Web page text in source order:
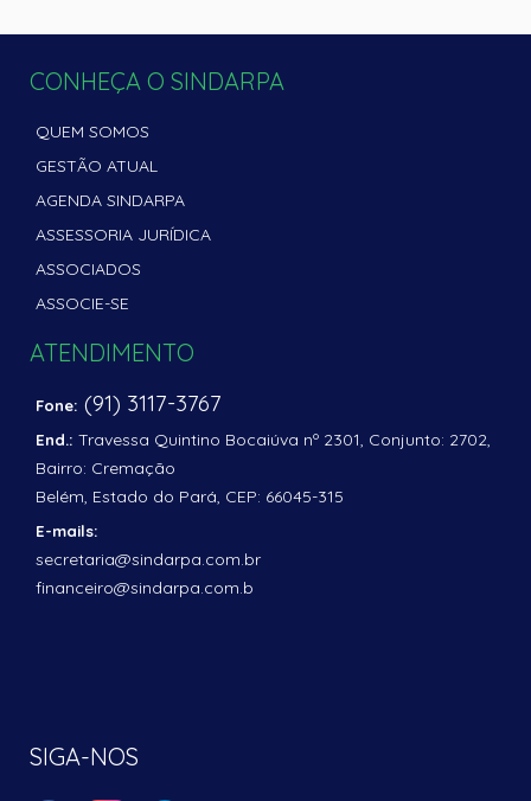
CONHEÇA O SINDARPA
QUEM SOMOS
GESTÃO ATUAL
AGENDA SINDARPA
ASSESSORIA JURÍDICA
ASSOCIADOS
ASSOCIE-SE
ATENDIMENTO
Fone: (91) 3117-3767
End.: Travessa Quintino Bocaiúva nº 2301, Conjunto: 2702,
Bairro: Cremação
Belém, Estado do Pará, CEP: 66045-315
E-mails:
secretaria@sindarpa.com.br
financeiro@sindarpa.com.b
SIGA-NOS